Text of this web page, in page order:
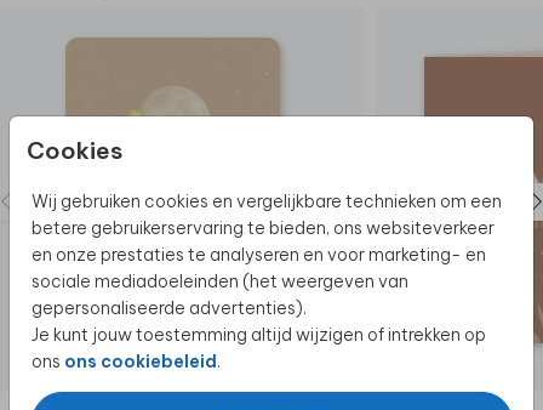
Cookies
Wij gebruiken cookies en vergelijkbare technieken om een
betere gebruikerservaring te bieden, ons websiteverkeer
en onze prestaties te analyseren en voor marketing- en
sociale mediadoeleinden (het weergeven van
gepersonaliseerde advertenties).
Je kunt jouw toestemming altijd wijzigen of intrekken op
ons ons cookiebeleid.